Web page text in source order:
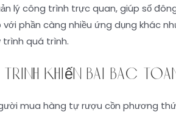
lý công trình trực quan, giúp số
phần càng nhiều ứng dụng khác
trình quá trình.
khiến bài bác
mua hàng tự rượu cồn phương